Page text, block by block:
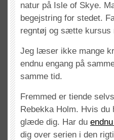
natur på Isle of Skye.
begejstring for stedet.
regntøj og sætte kursus
Jeg læser ikke mange
endnu engang på
samme tid.
Fremmed er tiende
Rebekka Holm. Hvis
glæde dig. Har du
dig over serien i den